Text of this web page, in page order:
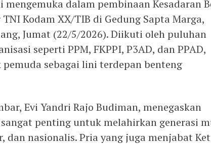
dalam pembinaan Kesadaran
Kodam XX/TIB di Gedung Sapta Marga,
Jumat (22/5/2026). Diikuti oleh puluhan
seperti PPM, FKPPI, P3AD, dan PPAD,
sebagai lini terdepan benteng
Evi Yandri Rajo Budiman, menegaskan
penting untuk melahirkan generasi
dan nasionalis. Pria yang juga menjabat